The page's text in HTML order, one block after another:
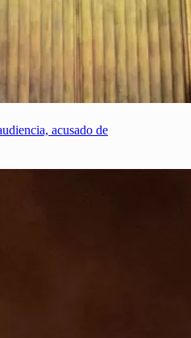
acusado de